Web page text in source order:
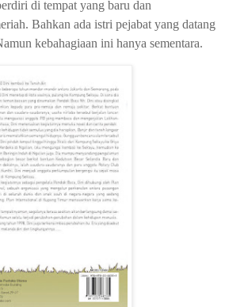
di tempat yang baru dan
Bahkan ada istri pejabat yang datang
kebahagiaan ini hanya sementara.